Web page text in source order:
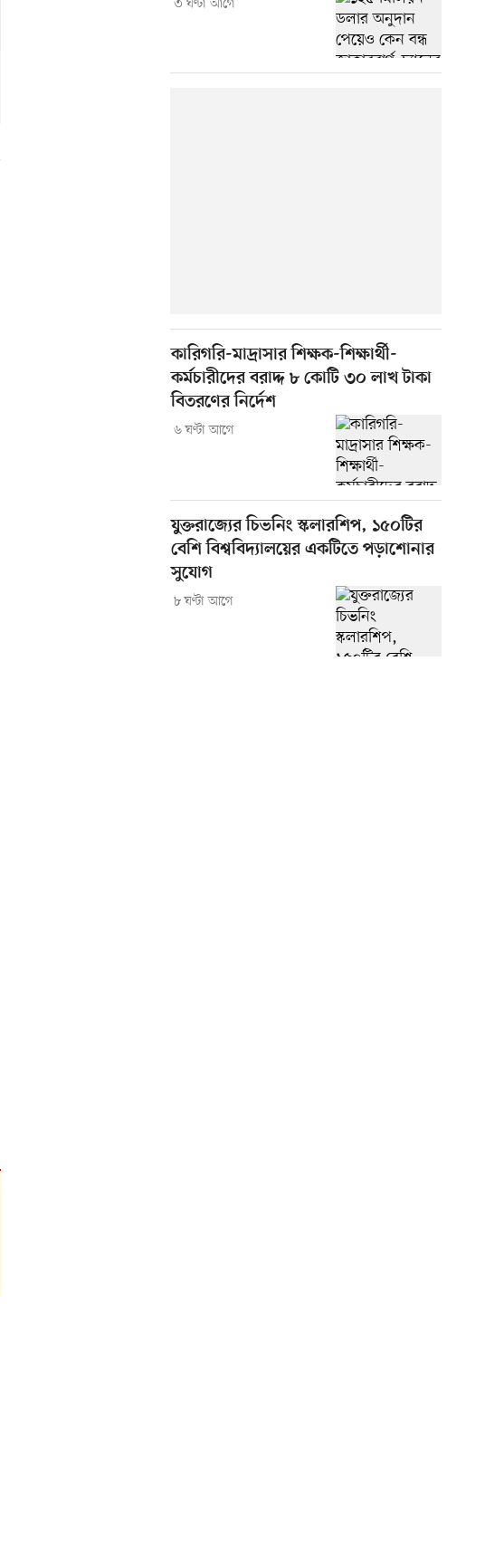
৩ ঘণ্টা আগে
কারিগরি-মাদ্রাসার শিক্ষক-শিক্ষার্থী-
কর্মচারীদের বরাদ্দ ৮ কোটি ৩০ লাখ টাকা
বিতরণের নির্দেশ
৬ ঘণ্টা আগে
যুক্তরাজ্যের চিভনিং স্কলারশিপ, ১৫০টির
বেশি বিশ্ববিদ্যালয়ের একটিতে পড়াশোনার
সুযোগ
৮ ঘণ্টা আগে